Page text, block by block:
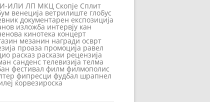
ИЛИ ЛП МКЦ Скопје Сплит
венеција ветрилиште глобус
документарен експозиција
изложба интервју кан
кинотека концерт
мезанин награди осврт
проаза промоција равел
расказ раскази рецензија
санденс телевизија телма
фестивал филм филмополис
фипресци фудбал шрапнел
ќорвезироска